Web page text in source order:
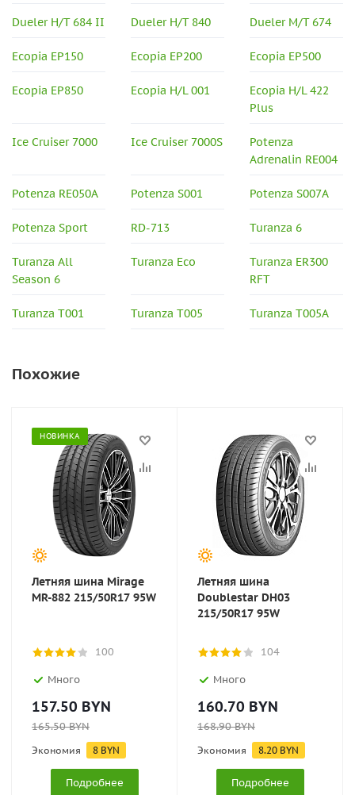
Dueler H/T 684 II Dueler H/T 840 Dueler M/T 674
Ecopia EP150 Ecopia EP200 Ecopia EP500
Ecopia EP850 Ecopia H/L 001
Ecopia H/L 422
Plus
Ice Cruiser 7000 Ice Cruiser 7000S
Potenza
Adrenalin RE004
Potenza RE050A Potenza S001 Potenza S007A
Potenza Sport RD-713 Turanza 6
Turanza All
Season 6
Turanza Eco
Turanza ER300
RFT
Turanza T001 Turanza T005 Turanza T005A
Похожие
НОВИНКА
Летняя шина Mirage
MR-882 215/50R17 95W
100
Много
157.50 BYN
165.50BYN
Экономия 8 BYN
Подробнее
Летняя шина
Doublestar DH03
215/50R17 95W
104
Много
160.70 BYN
168.90BYN
Экономия 8.20 BYN
Подробнее